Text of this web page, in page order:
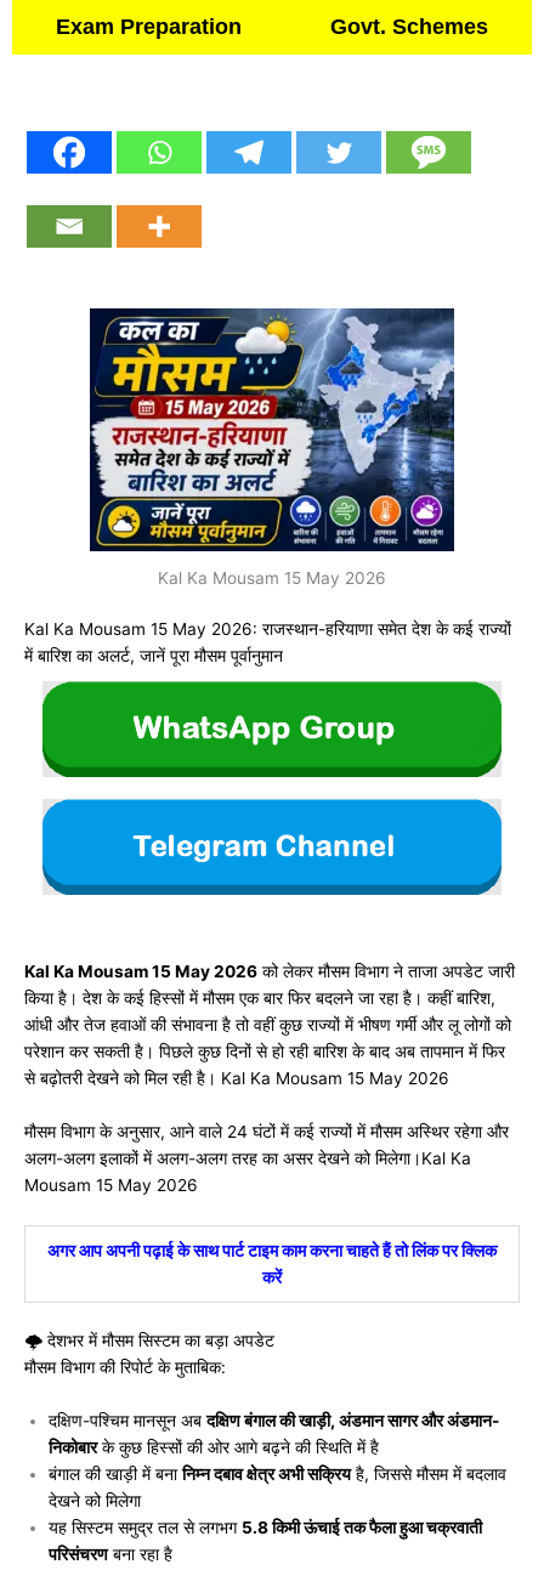
Exam Preparation Govt. Schemes
Kal Ka Mousam 15 May 2026
Kal Ka Mousam 15 May 2026: राजस्थान-हरियाणा समेत देश के कई राज्यों
में बारिश का अलर्ट, जानें पूरा मौसम पूर्वानुमान
Kal Ka Mousam 15 May 2026 को लेकर मौसम विभाग ने ताजा अपडेट जारी
किया है। देश के कई हिस्सों में मौसम एक बार फिर बदलने जा रहा है। कहीं बारिश,
आंधी और तेज हवाओं की संभावना है तो वहीं कुछ राज्यों में भीषण गर्मी और लू लोगों को
परेशान कर सकती है। पिछले कुछ दिनों से हो रही बारिश के बाद अब तापमान में फिर
से बढ़ोतरी देखने को मिल रही है। Kal Ka Mousam 15 May 2026
मौसम विभाग के अनुसार, आने वाले 24 घंटों में कई राज्यों में मौसम अस्थिर रहेगा और
अलग-अलग इलाकों में अलग-अलग तरह का असर देखने को मिलेगा।Kal Ka
Mousam 15 May 2026
अगर आप अपनी पढ़ाई के साथ पार्ट टाइम काम करना चाहते हैं तो लिंक पर क्लिक
करें
🌩️ देशभर में मौसम सिस्टम का बड़ा अपडेट
मौसम विभाग की रिपोर्ट के मुताबिक:
दक्षिण-पश्चिम मानसून अबदक्षिण बंगाल की खाड़ी, अंडमान सागर और अंडमान-
निकोबारके कुछ हिस्सों की ओर आगे बढ़ने की स्थिति में है
बंगाल की खाड़ी में बनानिम्न दबाव क्षेत्र अभी सक्रियहै, जिससे मौसम में बदलाव
देखने को मिलेगा
यह सिस्टम समुद्र तल से लगभग 5.8 किमी ऊंचाई तक फैला हुआ चक्रवाती
परिसंचरणबना रहा है